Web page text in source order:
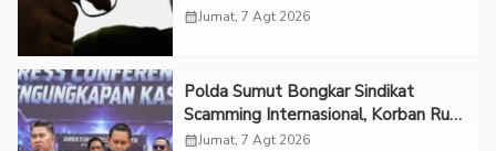
calendar_monthJumat, 7 Agt 2026
Polda Sumut Bongkar Sindikat
Scamming Internasional, Korban Rugi
Rp6,7 Miliar
calendar_monthJumat, 7 Agt 2026